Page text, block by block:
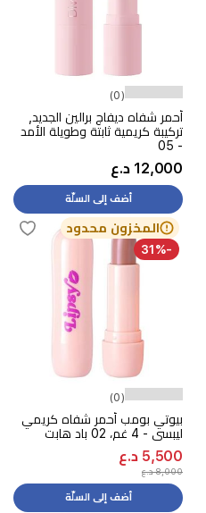
(0)
أحمر شفاه ديفاج برالين الجديد,
تركيبة كريمية ثابتة وطويلة الأمد
- 05
12,000 د.ع
أضف إلى السلّة
المخزون محدود
-31%
(0)
بيوتي بومب أحمر شفاه كريمي
ليبسي - 4 غم، 02 باد هابت
5,500 د.ع
8,000 د.ع
أضف إلى السلّة